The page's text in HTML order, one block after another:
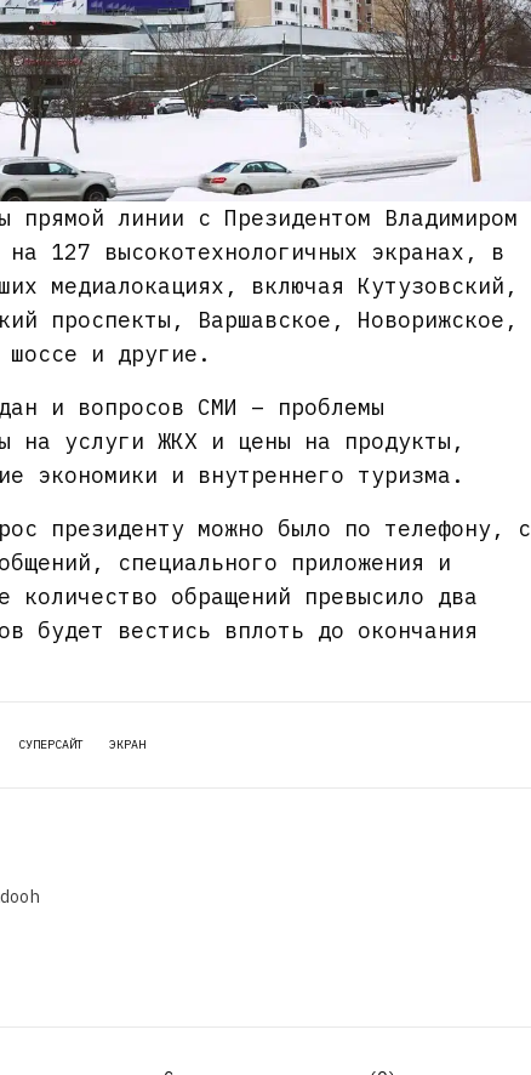
прямой линии с Президентом Владимиром
127 высокотехнологичных экранах, в
медиалокациях, включая Кутузовский,
проспекты, Варшавское, Новорижское,
шоссе и другие.
и вопросов СМИ – проблемы
на услуги ЖКХ и цены на продукты,
экономики и внутреннего туризма.
президенту можно было по телефону, с
специального приложения и
количество обращений превысило два
будет вестись вплоть до окончания
СУПЕРСАЙТ ЭКРАН